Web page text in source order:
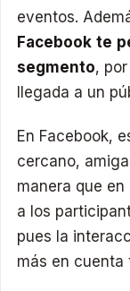
eventos.
Facebook te
segmento,
llegada a un
En Facebook,
cercano,
manera que
a los
pues la
más en cuenta